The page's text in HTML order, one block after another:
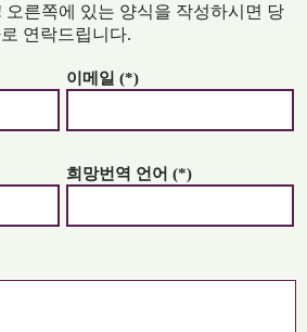
른쪽에 있는 양식을 작성하시면 당
연락드립니다.
이메일 (*)
희망번역 언어 (*)